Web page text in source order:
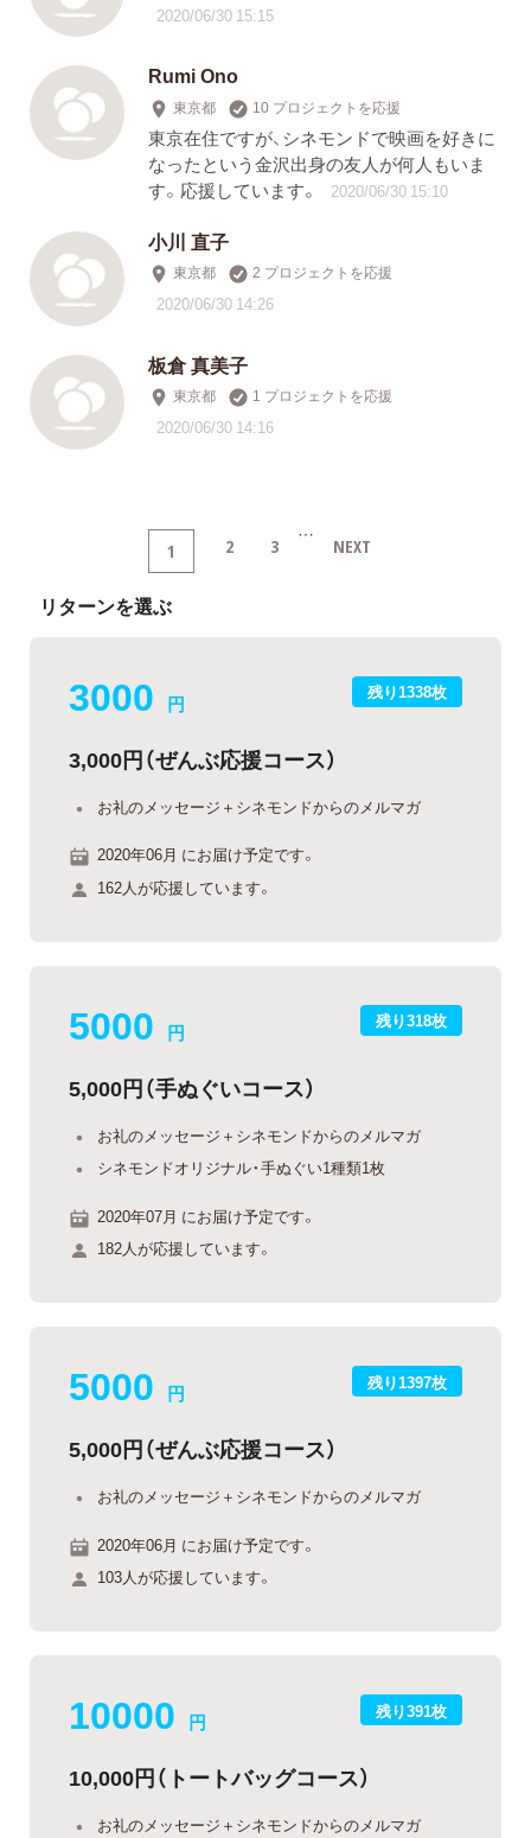
2020/06/30 15:15
Rumi Ono
東京都 10 プロジェクトを応援
東京在住ですが、シネモンドで映画を好きに
なったという金沢出身の友人が何人もいま
す。応援しています。
2020/06/30 15:10
小川 直子
東京都 2 プロジェクトを応援
2020/06/30 14:26
板倉 真美子
東京都 1 プロジェクトを応援
2020/06/30 14:16
1 2 3 … NEXT
リターンを選ぶ
残り1338枚
3000 円
3,000円（ぜんぶ応援コース）
お礼のメッセージ＋シネモンドからのメルマガ
2020年06月 にお届け予定です。
162人が応援しています。
残り318枚
5000 円
5,000円（手ぬぐいコース）
お礼のメッセージ＋シネモンドからのメルマガ
シネモンドオリジナル・手ぬぐい1種類1枚
2020年07月 にお届け予定です。
182人が応援しています。
残り1397枚
5000 円
5,000円（ぜんぶ応援コース）
お礼のメッセージ＋シネモンドからのメルマガ
2020年06月 にお届け予定です。
103人が応援しています。
残り391枚
10000 円
10,000円（トートバッグコース）
お礼のメッセージ＋シネモンドからのメルマガ